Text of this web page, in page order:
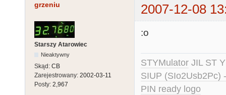
grzeniu 2007-12-08
Starszy Atarowiec
Nieaktywny
Skąd: CB
Zarejestrowany: 2002-03-11
Posty: 2,967
:o
STYMulator JIL ST
SIUP (SIo2Usb2Pc)
PIN ready logo